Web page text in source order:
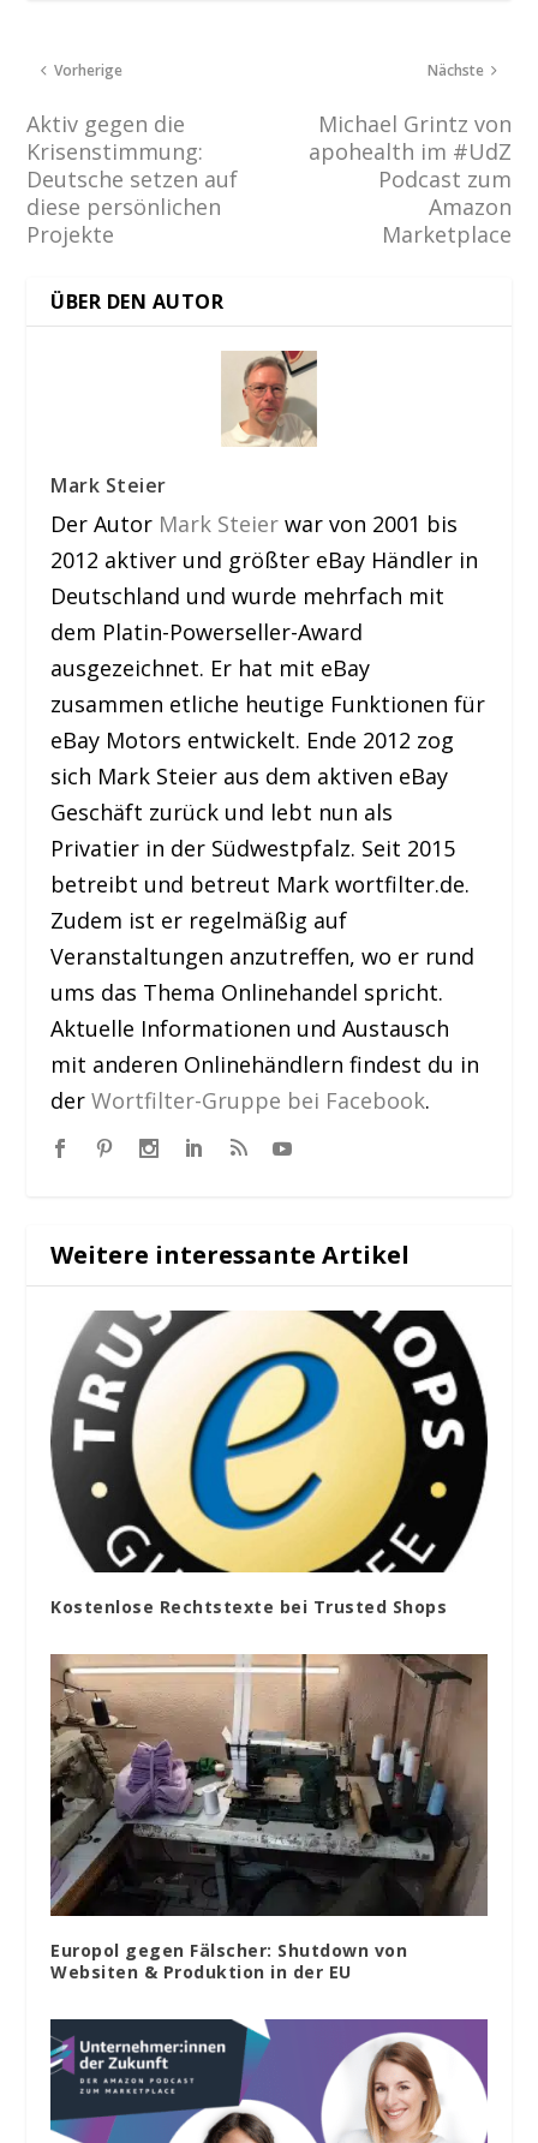
Vorherige
Aktiv gegen die
Krisenstimmung:
Deutsche setzen auf
diese persönlichen
Projekte
Nächste
Michael Grintz von
apohealth im #UdZ
Podcast zum
Amazon
Marketplace
ÜBER DEN AUTOR
Mark Steier
Der Autor Mark Steier war von 2001 bis
2012 aktiver und größter eBay Händler in
Deutschland und wurde mehrfach mit
dem Platin-Powerseller-Award
ausgezeichnet. Er hat mit eBay
zusammen etliche heutige Funktionen für
eBay Motors entwickelt. Ende 2012 zog
sich Mark Steier aus dem aktiven eBay
Geschäft zurück und lebt nun als
Privatier in der Südwestpfalz. Seit 2015
betreibt und betreut Mark wortfilter.de.
Zudem ist er regelmäßig auf
Veranstaltungen anzutreffen, wo er rund
ums das Thema Onlinehandel spricht.
Aktuelle Informationen und Austausch
mit anderen Onlinehändlern findest du in
derWortfilter-Gruppe bei Facebook.
Weitere interessante Artikel
Kostenlose Rechtstexte bei Trusted Shops
Europol gegen Fälscher: Shutdown von
Websiten & Produktion in der EU